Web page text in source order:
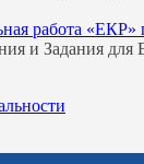
работа «ЕКР»
и Задания для